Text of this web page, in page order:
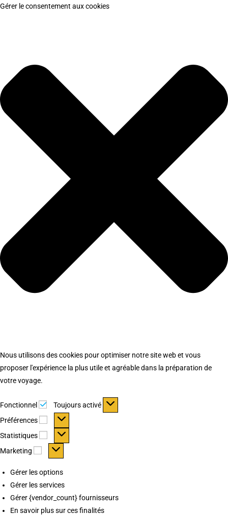
Gérer le consentement aux cookies
Nous utilisons des cookies pour optimiser notre site web et vous
proposer l'expérience la plus utile et agréable dans la préparation de
votre voyage.
Fonctionnel Fonctionnel
Toujours activé
Préférences
Préférences
Statistiques Statistiques
Marketing Marketing
Gérer les options
Gérer les services
Gérer {vendor_count} fournisseurs
En savoir plus sur ces finalités